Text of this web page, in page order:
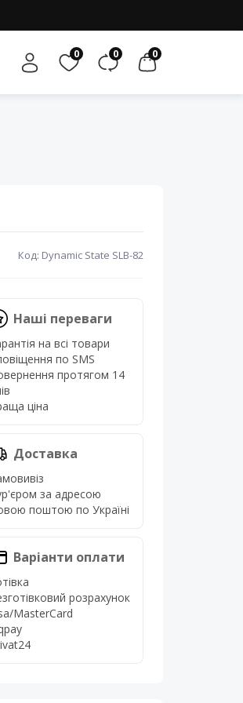
0 0 0
Код: Dynamic State SLB-82
Наші переваги
на всі товари
по SMS
протягом 14
ціна
Доставка
за адресою
поштою по Україні
Варіанти оплати
розрахунок
MasterCard